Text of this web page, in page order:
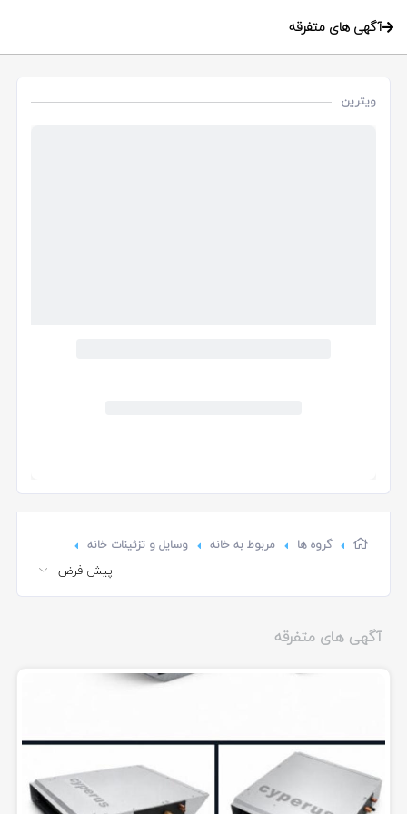
آگهی های متفرقه
ویترین
گروه ها مربوط به خانه وسایل و تزئینات خانه
آگهی های متفرقه